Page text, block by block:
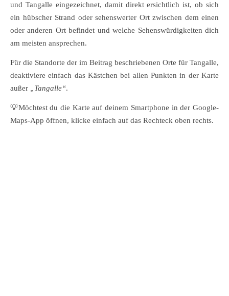
und Tangalle eingezeichnet, damit direkt ersichtlich ist, ob sich
ein hübscher Strand oder sehenswerter Ort zwischen dem einen
oder anderen Ort befindet und welche Sehenswürdigkeiten dich
am meisten ansprechen.
Für die Standorte der im Beitrag beschriebenen Orte für Tangalle,
deaktiviere einfach das Kästchen bei allen Punkten in der Karte
außer „Tangalle“.
💡Möchtest du die Karte auf deinem Smartphone in der Google-
Maps-App öffnen, klicke einfach auf das Rechteck oben rechts.